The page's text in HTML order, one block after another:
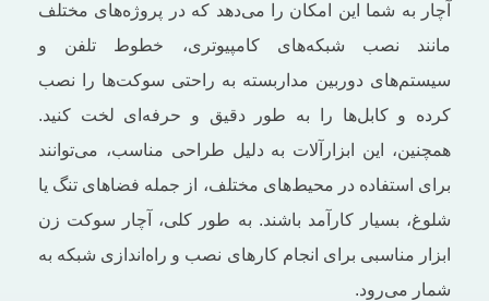
آچار به شما این امکان را می‌دهد که در پروژه‌های مختلف
مانند نصب شبکه‌های کامپیوتری، خطوط تلفن و
سیستم‌های دوربین مداربسته به‌ راحتی سوکت‌ها را نصب
کرده و کابل‌ها را به ‌طور دقیق و حرفه‌ای لخت کنید.
همچنین، این ابزارآلات به دلیل طراحی مناسب، می‌توانند
برای استفاده در محیط‌های مختلف، از جمله فضاهای تنگ یا
شلوغ، بسیار کارآمد باشند. به طور کلی، آچار سوکت زن
ابزار مناسبی برای انجام کارهای نصب و راه‌اندازی شبکه به
شمار می‌رود.